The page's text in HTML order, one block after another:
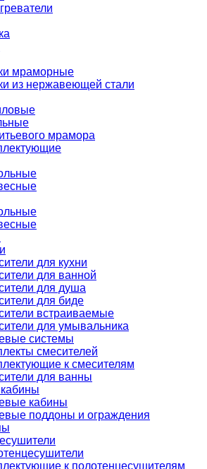
мраморные
из нержавеющей стали
мрамора
для кухни
для ванной
для душа
для биде
встраиваемые
для умывальника
системы
смесителей
к смесителям
для ванны
кабины
поддоны и ограждения
к полотенцесушителям